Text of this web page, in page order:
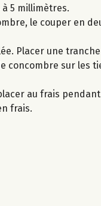
5 millimètres.
le couper en
Placer une
concombre sur les
au frais pendant
frais.